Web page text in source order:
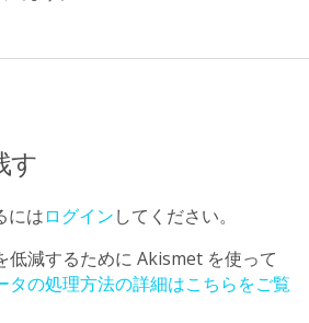
す
にはログインしてください。
低減するために Akismet を使って
タの処理方法の詳細はこちらをご覧